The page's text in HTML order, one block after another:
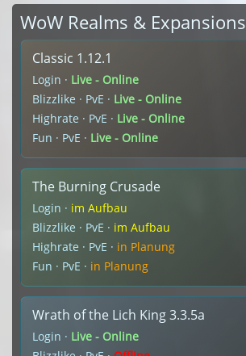
WoW Realms & Expansions
Classic 1.12.1
Login · Live - Online
Blizzlike · PvE · Live - Online
Highrate · PvE · Live - Online
Fun · PvE · Live - Online
The Burning Crusade
Login · im Aufbau
Blizzlike · PvE · im Aufbau
Highrate · PvE · in Planung
Fun · PvE · in Planung
Wrath of the Lich King 3.3.5a
Login · Live - Online